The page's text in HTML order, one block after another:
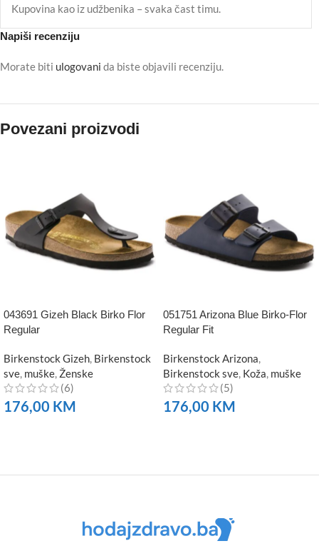
Kupovina kao iz udžbenika – svaka čast timu.
Napiši recenziju
Morate biti ulogovani da biste objavili recenziju.
Povezani proizvodi
043691 Gizeh Black Birko Flor
Regular
Birkenstock Gizeh Birkenstock
sve muške Ženske
(6)
176,00 KM
051751 Arizona Blue Birko-Flor
Regular Fit
Birkenstock Arizona
Birkenstock sve Koža muške
(5)
176,00 KM